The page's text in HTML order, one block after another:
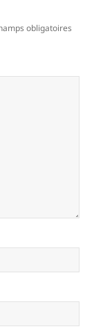
obligatoires